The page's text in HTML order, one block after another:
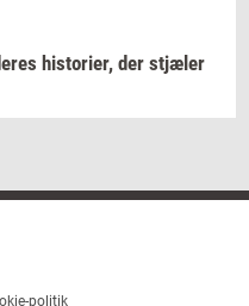
hi­sto­ri­er, der stjæ­ler
politik